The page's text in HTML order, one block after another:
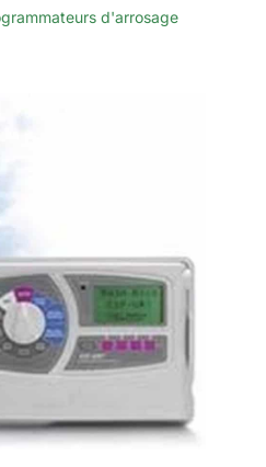
d'arrosage